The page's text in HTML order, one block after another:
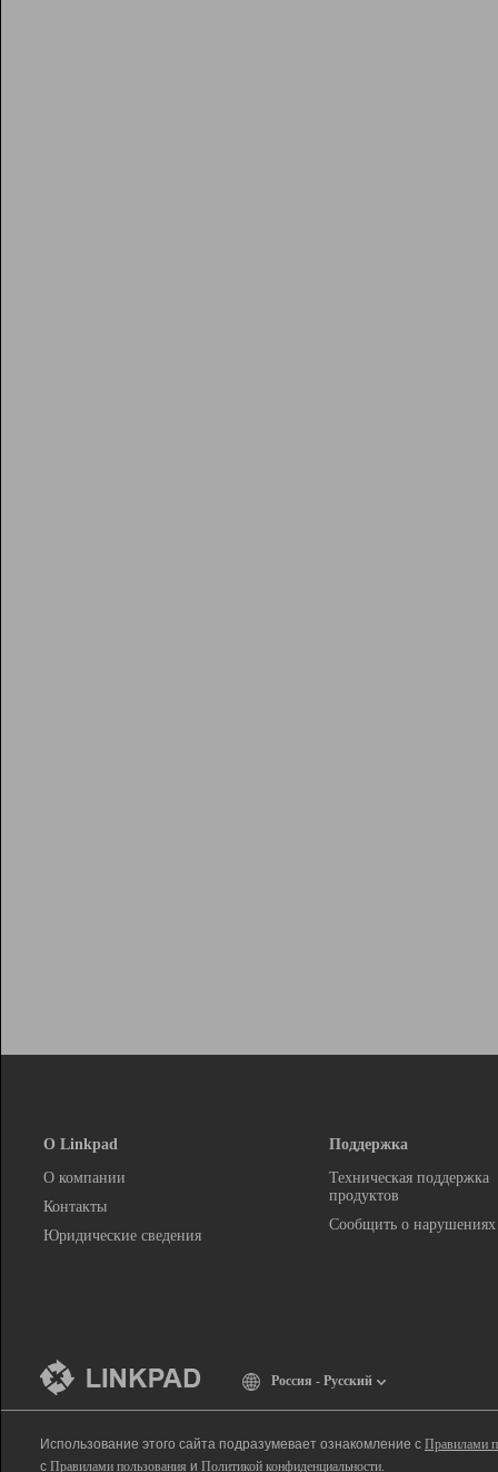
О Linkpad
О компании
Контакты
Юридические сведения
Поддержка
Техническая поддержка
продуктов
Сообщить о нарушениях
Россия - Русский
Использование этого сайта подразумевает ознакомление с Правилами
с Правилами пользования и Политикой конфиденциальности.